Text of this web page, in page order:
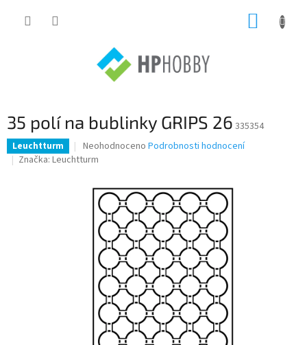
35 polí na bublinky GRIPS 26 335354
Leuchtturm
Průměrné
hodnocení
hvězdiček.
Neohodnoceno Podrobnosti hodnocení
Značka: Leuchtturm